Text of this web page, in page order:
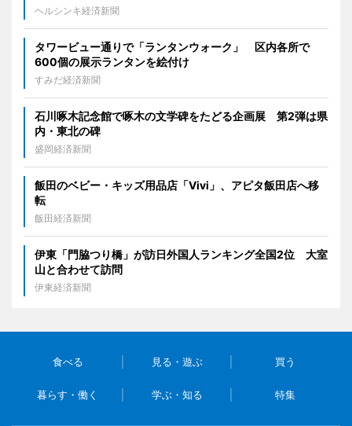
ヘルシンキ経済新聞
タワービュー通りで「ランタンウォーク」 区内各所で
600個の展示ランタンを絵付け
すみだ経済新聞
石川啄木記念館で啄木の文学碑をたどる企画展 第2弾は県
内・東北の碑
盛岡経済新聞
飯田のベビー・キッズ用品店「Vivi」、アピタ飯田店へ移
転
飯田経済新聞
伊東「門脇つり橋」が訪日外国人ランキング全国2位 大室
山と合わせて訪問
伊東経済新聞
食べる 見る・遊ぶ 買う
暮らす・働く 学ぶ・知る 特集